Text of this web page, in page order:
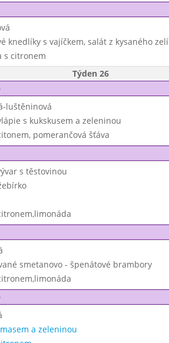
knedlíky s vajíčkem, salát z kysaného zelí
s citronem
Týden 26
luštěninová
s kukskusem a zeleninou
pomerančová šťáva
s těstovinou
smetanovo - špenátové brambory
a zeleninou